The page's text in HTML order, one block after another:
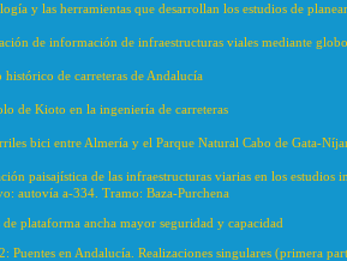
y las herramientas que desarrollan los estudios de
de información de infraestructuras viales mediante
histórico de carreteras de Andalucía
de Kioto en la ingeniería de carreteras
bici entre Almería y el Parque Natural Cabo de Gata-
paisajística de las infraestructuras viarias en los
autovía a-334. Tramo: Baza-Purchena
de plataforma ancha mayor seguridad y capacidad
Puentes en Andalucía. Realizaciones singulares (primera